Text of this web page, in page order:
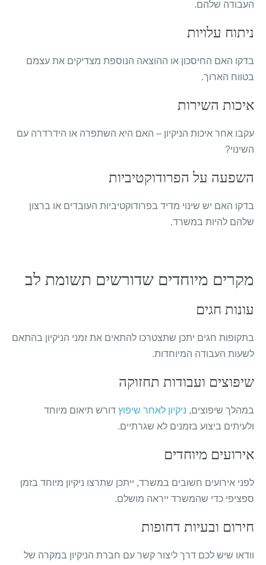
העבודה שלהם.
ניתוח עלויות
בדקו האם החיסכון או ההוצאה הנוספת מצדיקים את עצמם
בטווח הארוך.
איכות השירות
עקבו אחר איכות הניקיון – האם היא השתפרה או הידרדרה עם
השינוי?
השפעה על הפרודוקטיביות
בדקו האם יש שינוי מדיד בפרודוקטיביות העובדים או ברצון
שלהם להיות במשרד.
מקרים מיוחדים שדורשים תשומת לב
עונות חגים
בתקופות חגים יתכן שתצטרכו להתאים את זמני הניקיון בהתאם
לשעות העבודה המיוחדות.
שיפוצים ועבודות תחזוקה
במהלך שיפוצים, ניקיון לאחר שיפוץדורש תיאום מיוחד
ולעיתים ביצוע בזמנים לא שגרתיים.
אירועים מיוחדים
לפני אירועים חשובים במשרד, ייתכן שתרצו ניקיון מיוחד בזמן
ספציפי כדי שהמשרד ייראה מושלם.
חירום ובעיות דחופות
וודאו שיש לכם דרך ליצור קשר עם חברת הניקיון במקרה של